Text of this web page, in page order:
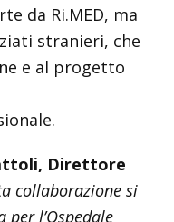
da Ri.MED, ma
stranieri, che
e al progetto
Direttore
collaborazione si
l’Ospedale